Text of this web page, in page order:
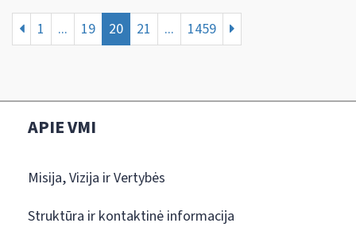
1 ... 19 20 21 ... 1459
APIE VMI
Misija, Vizija ir Vertybės
Struktūra ir kontaktinė informacija